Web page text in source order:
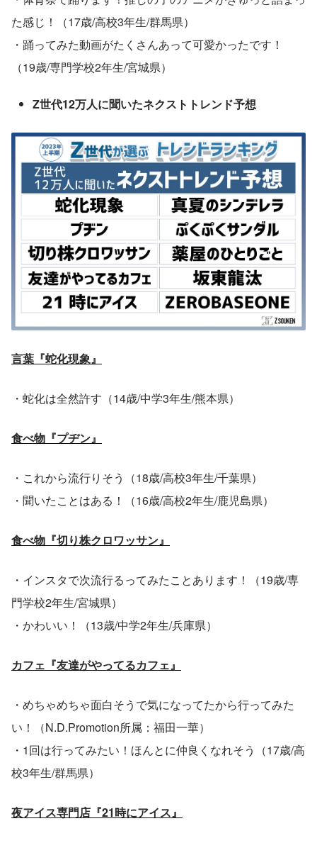
た感じ！（17歳/高校3年生/群馬県）
・踊ってみた動画がたくさんあって可愛かったです！
（19歳/専門学校2年生/宮城県）
Z世代12万人に聞いたネクストトレンド予想
言葉『蛇化現象』
・蛇化は全然許す（14歳/中学3年生/熊本県）
食べ物『プヂン』
・これから流行りそう（18歳/高校3年生/千葉県）
・聞いたことはある！（16歳/高校2年生/鹿児島県）
食べ物『切り株クロワッサン』
・インスタで次流行るってみたことあります！（19歳/専
門学校2年生/宮城県）
・かわいい！（13歳/中学2年生/兵庫県）
カフェ『友達がやってるカフェ』
・めちゃめちゃ面白そうで気になってたから行ってみた
い！（N.D.Promotion所属：福田一華）
・1回は行ってみたい！ほんとに仲良くなれそう（17歳/高
校3年生/群馬県）
夜アイス専門店『21時にアイス』